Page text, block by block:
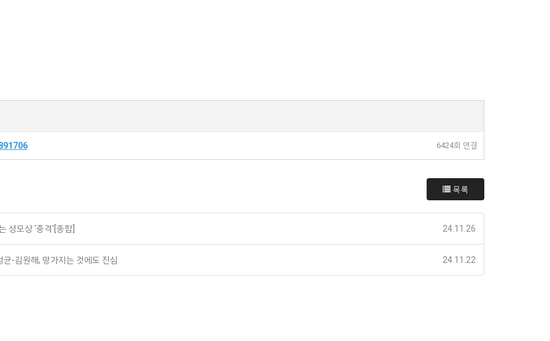
6424회 연결
목록
성모상 '충격'[종합] 24.11.26
-김원해, 망가지는 것에도 진심 24.11.22